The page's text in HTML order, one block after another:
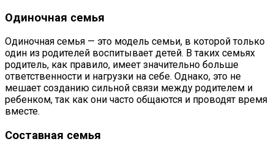
Одиночная семья
Одиночная семья — это модель семьи, в которой только
один из родителей воспитывает детей. В таких семьях
родитель, как правило, имеет значительно больше
ответственности и нагрузки на себе. Однако, это не
мешает созданию сильной связи между родителем и
ребенком, так как они часто общаются и проводят время
вместе.
Составная семья